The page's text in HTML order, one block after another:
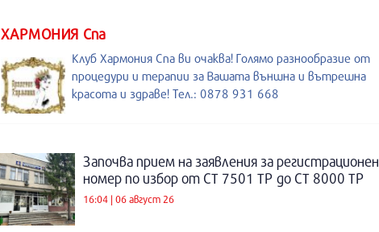
ХАРМОНИЯ Спа
Клуб Хармония Спа ви очаква! Голямо разнообразие от
процедури и терапии за Вашата външна и вътрешна
красота и здраве! Тел.: 0878 931 668
Започва прием на заявления за регистрационен
номер по избор от СТ 7501 ТР до СТ 8000 ТР
16:04 | 06 август 26